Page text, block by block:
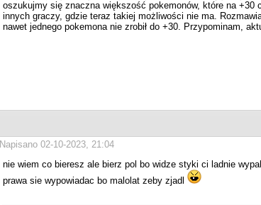
oszukujmy się znaczna większość pokemonów, które na +30
innych graczy, gdzie teraz takiej możliwości nie ma.
nawet jednego pokemona nie zrobił do +30. Przypominam,
Napisano 02-10-2023, 21:04
nie wiem co bieresz ale bierz pol bo widze styki ci ladnie
prawa sie wypowiadac bo malolat zeby zjadl